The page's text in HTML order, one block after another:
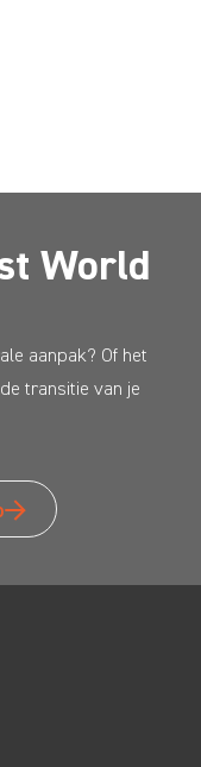
World
aanpak? Of het
transitie van je